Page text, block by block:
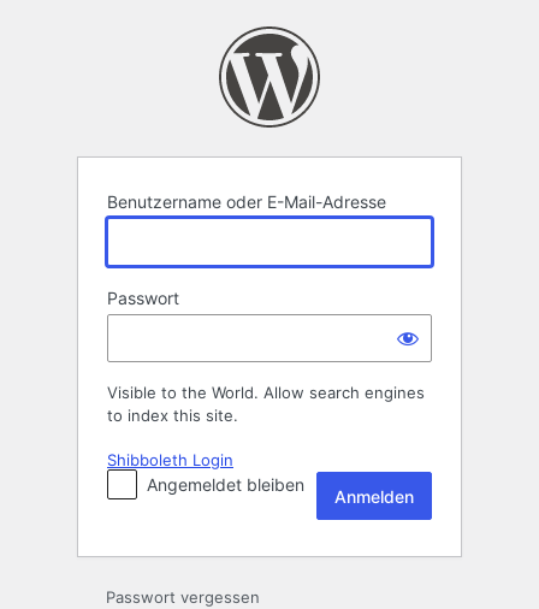
Benutzername oder E-Mail-Adresse
Passwort
Visible to the World. Allow search engines
to index this site.
Shibboleth Login
Angemeldet bleiben
Passwort vergessen